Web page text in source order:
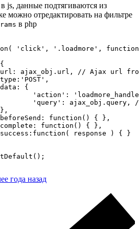
js, данные подтягиваются из
можно отредактировать на фильтре
в php
'click', '.loadmore',
года назад